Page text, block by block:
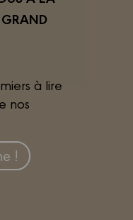
GRAND
à lire
nos
!